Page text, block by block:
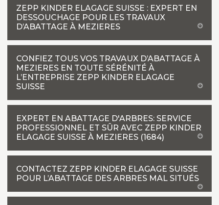
ZEPP KINDER ELAGAGE SUISSE : EXPERT EN
DESSOUCHAGE POUR LES TRAVAUX
D’ABATTAGE À MEZIERES
CONFIEZ TOUS VOS TRAVAUX D’ABATTAGE À
MEZIERES EN TOUTE SÉRÉNITÉ À
L’ENTREPRISE ZEPP KINDER ELAGAGE
SUISSE
EXPERT EN ABATTAGE D'ARBRES: SERVICE
PROFESSIONNEL ET SÛR AVEC ZEPP KINDER
ELAGAGE SUISSE À MEZIERES (1684)
CONTACTEZ ZEPP KINDER ELAGAGE SUISSE
POUR L’ABATTAGE DES ARBRES MAL SITUÉS